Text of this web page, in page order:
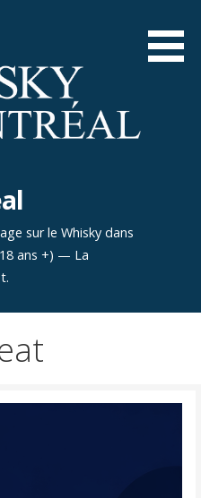
sur le Whisky dans
ans +) — La